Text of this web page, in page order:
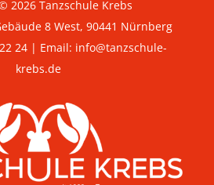
2026 Tanzschule Krebs
8 West, 90441 Nürnberg
24 | Email: info@tanzschule-
krebs.de